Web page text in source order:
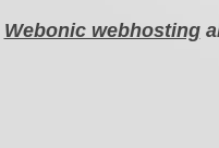
Webonic webhosting